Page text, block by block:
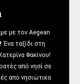
με τον Aegean
Ένα ταξίδι στη
Φακίνου!
από νησί σε
από νησιώτικα